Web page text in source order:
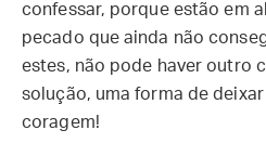
confessar, porque estão em
pecado que ainda não
estes, não pode haver outro
solução, uma forma de
coragem!